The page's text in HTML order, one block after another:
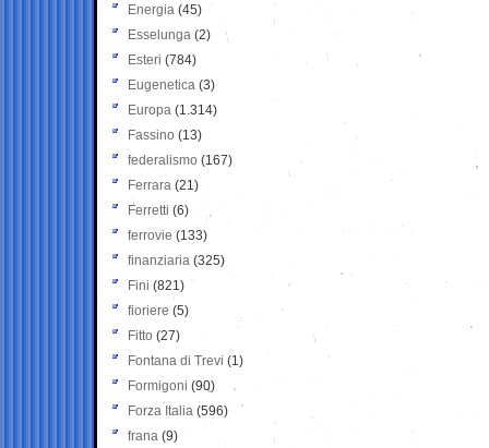
Energia (45)
Esselunga (2)
Esteri (784)
Eugenetica (3)
Europa (1.314)
Fassino (13)
federalismo (167)
Ferrara (21)
Ferretti (6)
ferrovie (133)
finanziaria (325)
Fini (821)
fioriere (5)
Fitto (27)
Fontana di Trevi (1)
Formigoni (90)
Forza Italia (596)
frana (9)